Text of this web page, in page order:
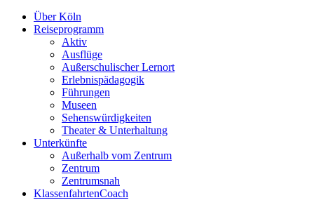
Über Köln
Reiseprogramm
Aktiv
Ausflüge
Außerschulischer Lernort
Erlebnispädagogik
Führungen
Museen
Sehenswürdigkeiten
Theater & Unterhaltung
Unterkünfte
Außerhalb vom Zentrum
Zentrum
Zentrumsnah
KlassenfahrtenCoach